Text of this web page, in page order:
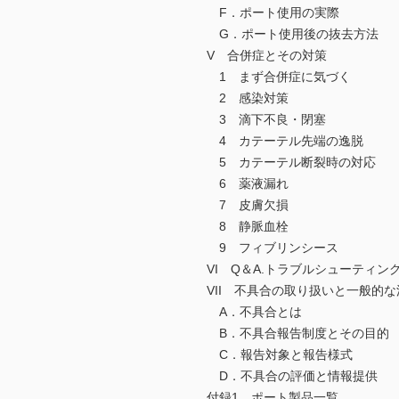
F．ポート使用の実際
G．ポート使用後の抜去方法
V 合併症とその対策
1 まず合併症に気づく
2 感染対策
3 滴下不良・閉塞
4 カテーテル先端の逸脱
5 カテーテル断裂時の対応
6 薬液漏れ
7 皮膚欠損
8 静脈血栓
9 フィブリンシース
VI Q＆A.トラブルシューティン
VII 不具合の取り扱いと一般的な
A．不具合とは
B．不具合報告制度とその目的
C．報告対象と報告様式
D．不具合の評価と情報提供